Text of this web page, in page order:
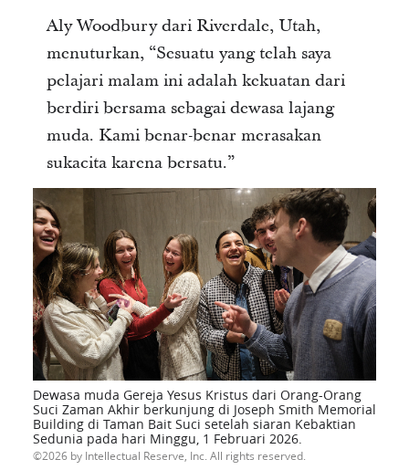
Aly Woodbury dari Riverdale, Utah,
menuturkan, “Sesuatu yang telah saya
pelajari malam ini adalah kekuatan dari
berdiri bersama sebagai dewasa lajang
muda. Kami benar-benar merasakan
sukacita karena bersatu.”
Dewasa muda Gereja Yesus Kristus dari Orang-Orang
Suci Zaman Akhir berkunjung di Joseph Smith Memorial
Building di Taman Bait Suci setelah siaran Kebaktian
Sedunia pada hari Minggu, 1 Februari 2026.
2026 by Intellectual Reserve, Inc. All rights reserved.